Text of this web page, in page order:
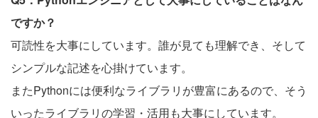
ですか？
可読性を大事にしています。誰が見ても理解でき、そして
シンプルな記述を心掛けています。
またPythonには便利なライブラリが豊富にあるので、そう
いったライブラリの学習・活用も大事にしています。